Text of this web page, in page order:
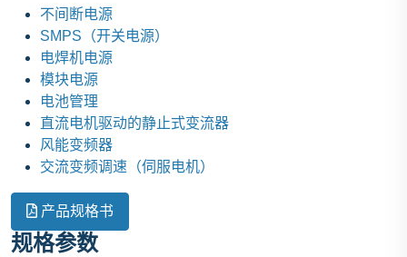
不间断电源
SMPS（开关电源）
电焊机电源
模块电源
电池管理
直流电机驱动的静止式变流器
风能变频器
交流变频调速（伺服电机）
产品规格书
规格参数